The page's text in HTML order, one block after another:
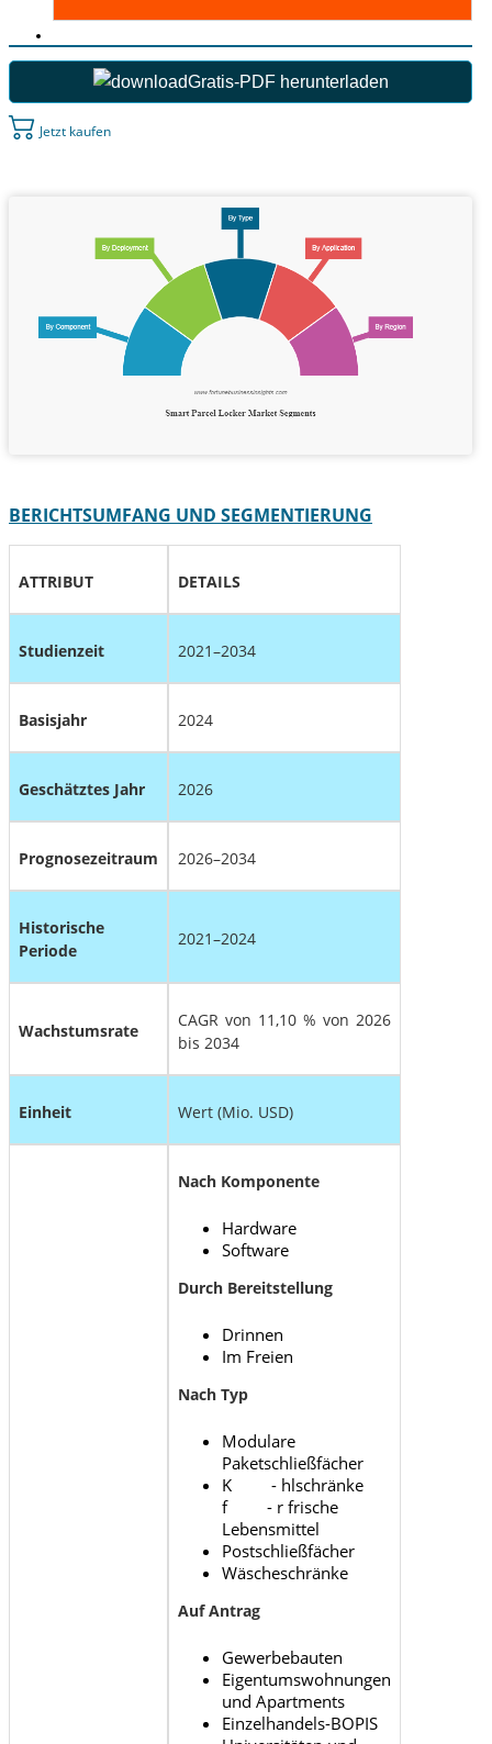
Gratis-PDF herunterladen
Jetzt kaufen
BERICHTSUMFANG UND SEGMENTIERUNG
ATTRIBUT DETAILS
Studienzeit 2021–2034
Basisjahr 2024
Geschätztes Jahr 2026
Prognosezeitraum 2026–2034
Historische
Periode
2021–2024
Wachstumsrate
CAGR von 11,10 % von 2026
bis 2034
Einheit Wert (Mio. USD)
Nach Komponente
Hardware
Software
Durch Bereitstellung
Drinnen
Im Freien
Nach Typ
Modulare
Paketschließfächer
K - hlschränke
f - r frische
Lebensmittel
Postschließfächer
Wäscheschränke
Auf Antrag
Gewerbebauten
Eigentumswohnungen
und Apartments
Einzelhandels-BOPIS